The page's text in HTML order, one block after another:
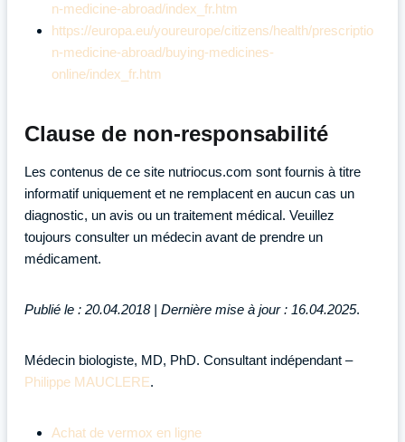
n-medicine-abroad/index_fr.htm
https://europa.eu/youreurope/citizens/health/prescriptio
n-medicine-abroad/buying-medicines-
online/index_fr.htm
Clause de non-responsabilité
Les contenus de ce site nutriocus.com sont fournis à titre
informatif uniquement et ne remplacent en aucun cas un
diagnostic, un avis ou un traitement médical. Veuillez
toujours consulter un médecin avant de prendre un
médicament.
Publié le : 20.04.2018 | Dernière mise à jour : 16.04.2025.
Médecin biologiste, MD, PhD. Consultant indépendant –
Philippe MAUCLERE.
Achat de vermox en ligne